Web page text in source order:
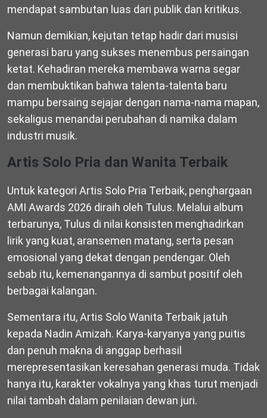
mendapat sambutan luas dari publik dan kritikus.
Namun demikian, kejutan tetap hadir dari musisi
generasi baru yang sukses menembus persaingan
ketat. Kehadiran mereka membawa warna segar
dan membuktikan bahwa talenta-talenta baru
mampu bersaing sejajar dengan nama-nama mapan,
sekaligus menandai perubahan di namika dalam
industri musik.
Artis Solo Pria dan Wanita Terbaik
Untuk kategori Artis Solo Pria Terbaik, penghargaan
AMI Awards 2026 diraih oleh Tulus. Melalui album
terbarunya, Tulus di nilai konsisten menghadirkan
lirik yang kuat, aransemen matang, serta pesan
emosional yang dekat dengan pendengar. Oleh
sebab itu, kemenangannya di sambut positif oleh
berbagai kalangan.
Sementara itu, Artis Solo Wanita Terbaik jatuh
kepada Nadin Amizah. Karya-karyanya yang puitis
dan penuh makna di anggap berhasil
merepresentasikan keresahan generasi muda. Tidak
hanya itu, karakter vokalnya yang khas turut menjadi
nilai tambah dalam penilaian dewan juri.